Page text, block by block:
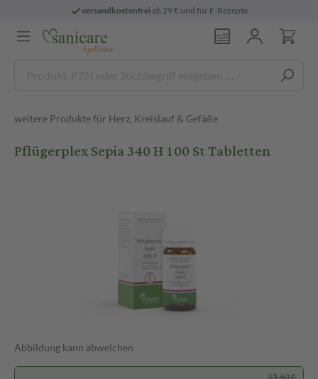
versandkostenfreiab 29 € und für E-Rezepte
weitere Produkte für Herz, Kreislauf & Gefäße
Pflügerplex Sepia 340 H 100 St Tabletten
Abbildung kann abweichen
15,60 €